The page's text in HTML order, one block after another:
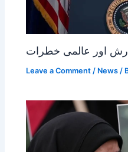
اور عالمی خطرات
Leave a Comment / News /